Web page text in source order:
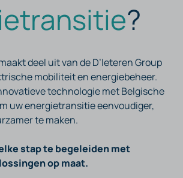
?
deel uit van de D’Ieteren Group
mobiliteit en energiebeheer.
technologie met Belgische
uw energietransitie eenvoudiger,
te maken.
stap te begeleiden met
op maat.